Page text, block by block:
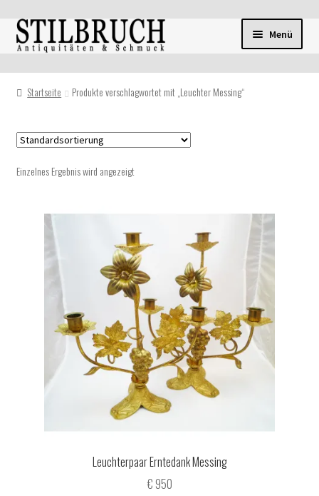
Zur
Navigation
Zum
Inhalt
Menü
Startseite Produkte verschlagwortet mit „Leuchter Messing“
Einzelnes Ergebnis wird angezeigt
Leuchterpaar Erntedank Messing
€950